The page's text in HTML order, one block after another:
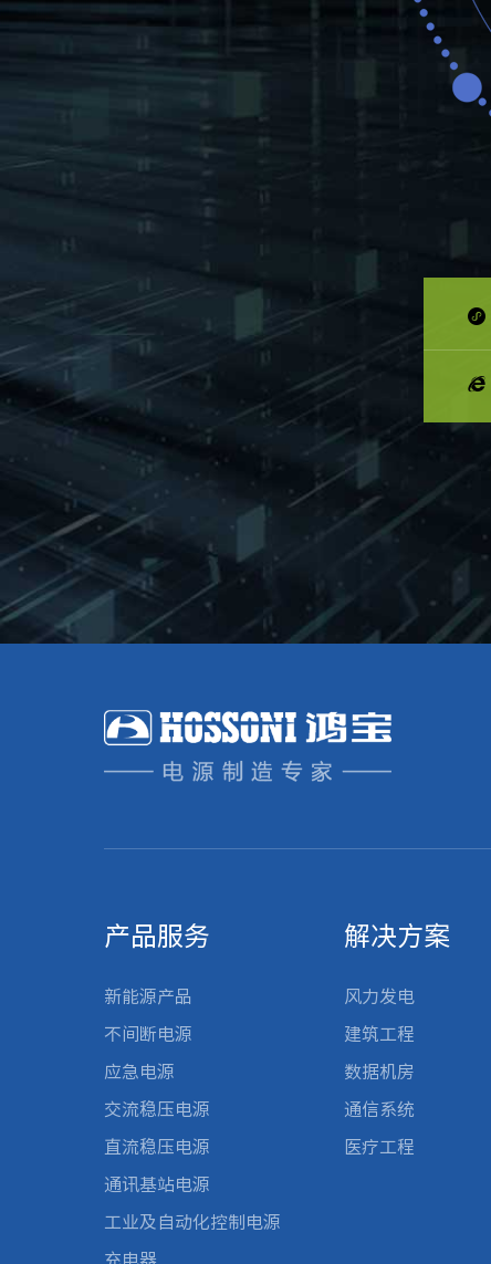
产品服务
新能源产品
不间断电源
应急电源
交流稳压电源
直流稳压电源
通讯基站电源
工业及自动化控制电源
充电器
解决方案
风力发电
建筑工程
数据机房
通信系统
医疗工程